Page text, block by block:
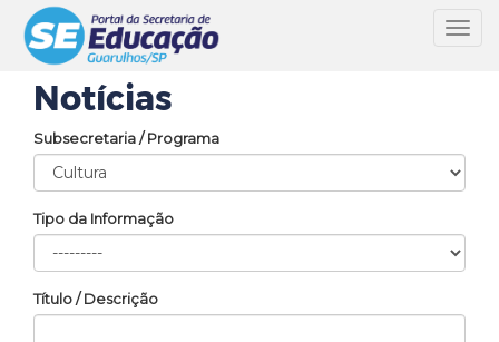
Notícias
Subsecretaria / Programa
Tipo da Informação
Título / Descrição